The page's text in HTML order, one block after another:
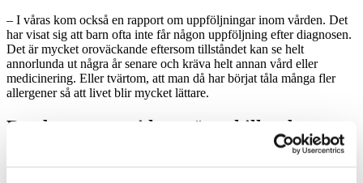
– I våras kom också en rapport om uppföljningar inom vården. Det
har visat sig att barn ofta inte får någon uppföljning efter diagnosen.
Det är mycket oroväckande eftersom tillståndet kan se helt
annorlunda ut några år senare och kräva helt annan vård eller
medicinering. Eller tvärtom, att man då har börjat tåla många fler
allergener så att livet blir mycket lättare.
Bredare strategi kan göra skillnad